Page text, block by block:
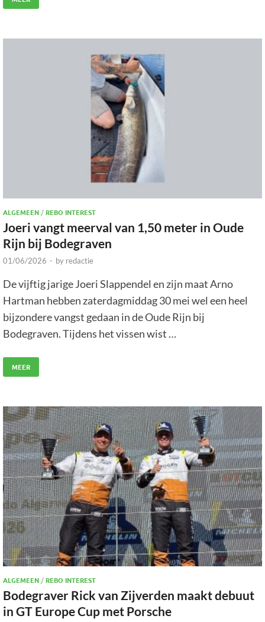
ALGEMEEN/ REBO INTEREST
Joeri vangt meerval van 1,50 meter in Oude
Rijn bij Bodegraven
01/06/2026 - by redactie
De vijftig jarige Joeri Slappendel en zijn maat Arno
Hartman hebben zaterdagmiddag 30 mei wel een heel
bijzondere vangst gedaan in de Oude Rijn bij
Bodegraven. Tijdens het vissen wist …
MEER
ALGEMEEN/ REBO INTEREST
Bodegraver Rick van Zijverden maakt debuut
in GT Europe Cup met Porsche